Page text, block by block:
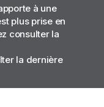
à une
plus prise en
consulter la
la dernière